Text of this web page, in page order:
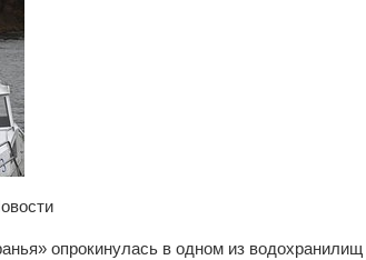
опрокинулась в одном из водохранилищ